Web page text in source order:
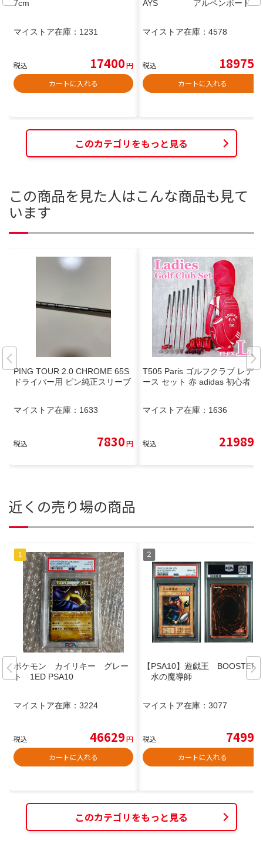
7cm
マイストア在庫： 1231
税込 17400円
カートに入れる
AYS アルペンボード
マイストア在庫： 4578
税込 18975
カートに入れる
このカテゴリをもっと見る
この商品を見た人はこんな商品も見て
います
PING TOUR 2.0 CHROME 65S
ドライバー用 ピン純正スリーブ
マイストア在庫： 1633
税込 7830円
T505 Paris ゴルフクラブ レディ
ース セット 赤 adidas 初心者
マイストア在庫： 1636
税込 21989
近くの売り場の商品
ポケモン カイリキー グレー
ト 1ED PSA10
マイストア在庫： 3224
税込 46629円
カートに入れる
【PSA10】遊戯王 BOOSTER5
水の魔導師
マイストア在庫： 3077
税込 7499
カートに入れる
このカテゴリをもっと見る